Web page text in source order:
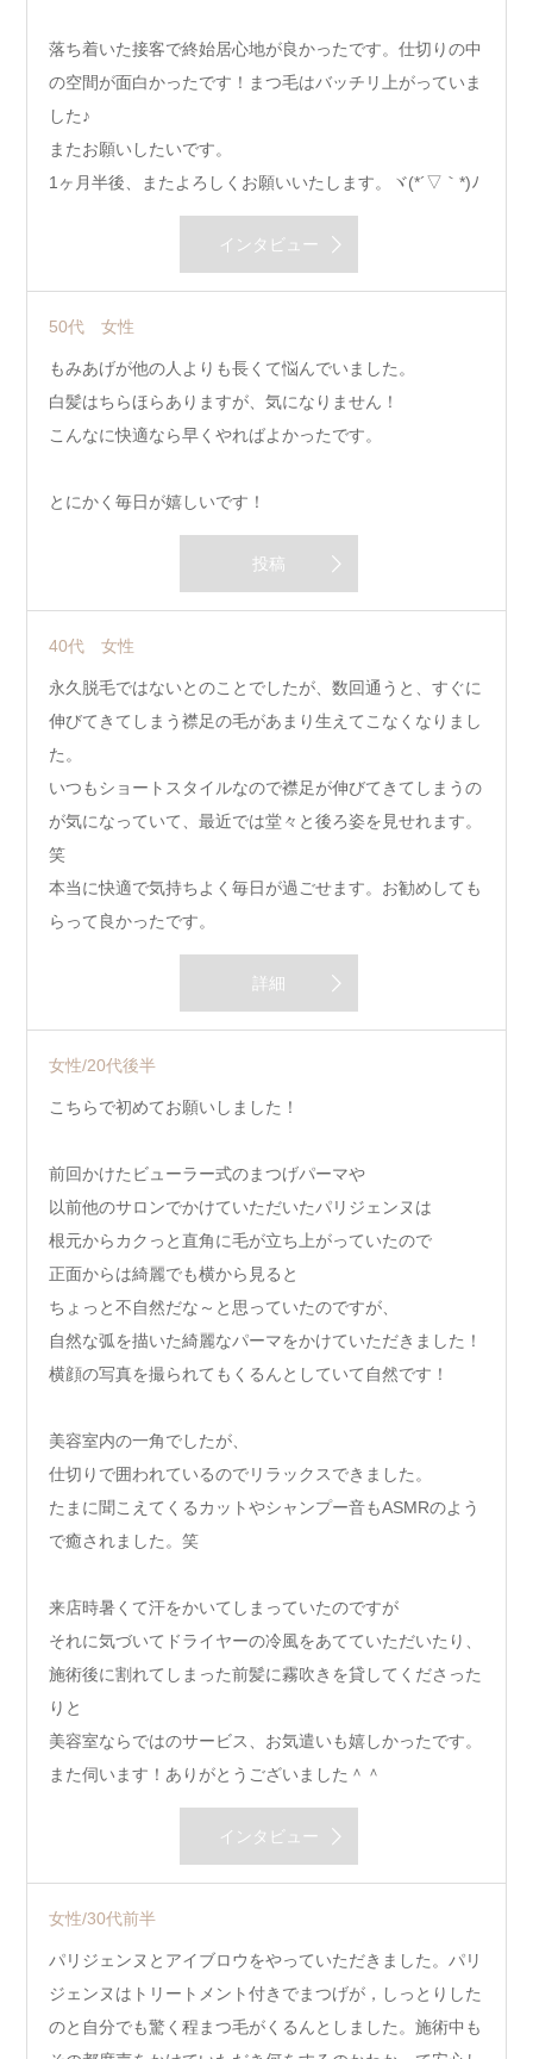
落ち着いた接客で終始居心地が良かったです。仕切りの中
の空間が面白かったです！まつ毛はバッチリ上がっていま
した♪
またお願いしたいです。
1ヶ月半後、またよろしくお願いいたします。ヾ(*´▽｀*)ﾉ
インタビュー
50代 女性
もみあげが他の人よりも長くて悩んでいました。
白髪はちらほらありますが、気になりません！
こんなに快適なら早くやればよかったです。
とにかく毎日が嬉しいです！
投稿
40代 女性
永久脱毛ではないとのことでしたが、数回通うと、すぐに
伸びてきてしまう襟足の毛があまり生えてこなくなりまし
た。
いつもショートスタイルなので襟足が伸びてきてしまうの
が気になっていて、最近では堂々と後ろ姿を見せれます。
笑
本当に快適で気持ちよく毎日が過ごせます。お勧めしても
らって良かったです。
詳細
女性/20代後半
こちらで初めてお願いしました！
前回かけたビューラー式のまつげパーマや
以前他のサロンでかけていただいたパリジェンヌは
根元からカクっと直角に毛が立ち上がっていたので
正面からは綺麗でも横から見ると
ちょっと不自然だな～と思っていたのですが、
自然な弧を描いた綺麗なパーマをかけていただきました！
横顔の写真を撮られてもくるんとしていて自然です！
美容室内の一角でしたが、
仕切りで囲われているのでリラックスできました。
たまに聞こえてくるカットやシャンプー音もASMRのよう
で癒されました。笑
来店時暑くて汗をかいてしまっていたのですが
それに気づいてドライヤーの冷風をあてていただいたり、
施術後に割れてしまった前髪に霧吹きを貸してくださった
りと
美容室ならではのサービス、お気遣いも嬉しかったです。
また伺います！ありがとうございました＾＾
インタビュー
女性/30代前半
パリジェンヌとアイブロウをやっていただきました。パリ
ジェンヌはトリートメント付きでまつげが，しっとりした
のと自分でも驚く程まつ毛がくるんとしました。施術中も